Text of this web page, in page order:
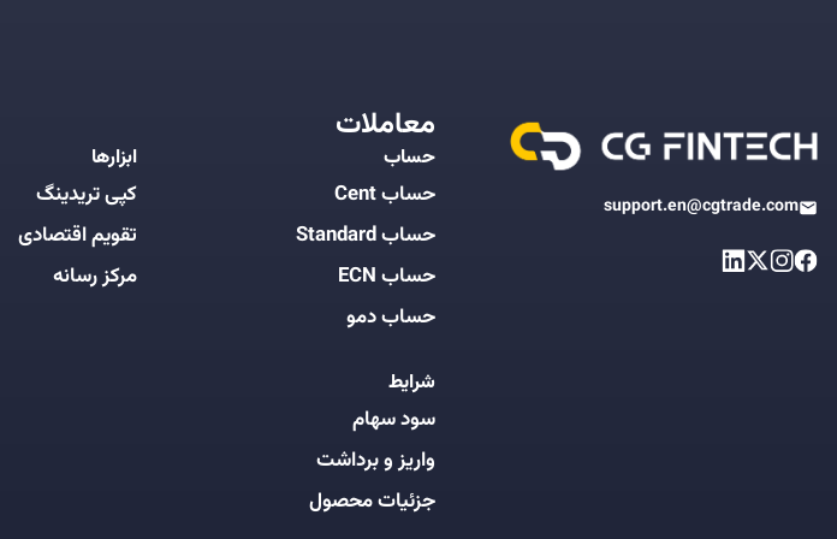
support.en@cgtrade.com
معاملات
حساب
حساب Cent
حساب Standard
حساب ECN
حساب دمو
شرایط
سود سهام
واریز و برداشت
جزئیات محصول
ابزارها
کپی تریدینگ
تقویم اقتصادی
مرکز رسانه